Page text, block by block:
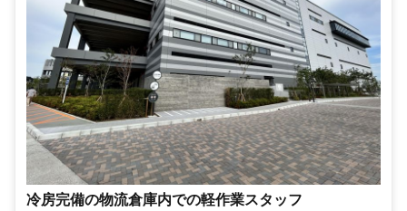
冷房完備の物流倉庫内での軽作業スタッフ